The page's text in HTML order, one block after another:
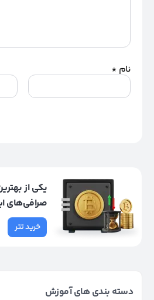
نام *
یکی از
صرافی‌های
خرید تتر
دسته بندی های آموزش